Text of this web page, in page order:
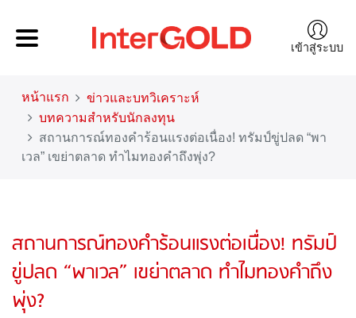
เข้าสู่ระบบ
หน้าแรก
ข่าวและบทวิเคราะห์
บทความสำหรับนักลงทุน
สถานการณ์ทองคำร้อนแรงต่อเนื่อง! ทรัมป์ขู่ปลด “พา
เวล” เขย่าตลาด ทำไมทองคำถึงพุ่ง?
สถานการณ์ทองคำร้อนแรงต่อเนื่อง! ทรัมป์
ขู่ปลด “พาเวล” เขย่าตลาด ทำไมทองคำถึง
พุ่ง?